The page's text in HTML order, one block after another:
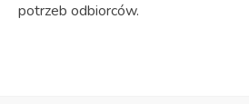
potrzeb odbiorców.